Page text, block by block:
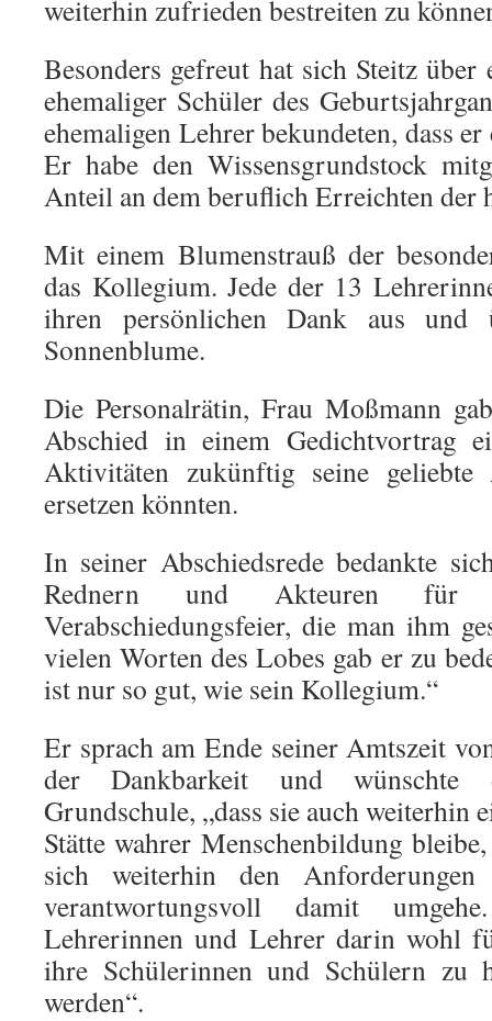
weiterhin zufrieden bestreiten zu
Besonders gefreut hat sich Steitz
ehemaliger Schüler des
ehemaligen Lehrer bekundeten, dass
Er habe den Wissensgrundstock
Anteil an dem beruflich Erreichten der
Mit einem Blumenstrauß der
das Kollegium. Jede der 13
ihren persönlichen Dank aus und
Sonnenblume.
Die Personalrätin, Frau Moßmann
Abschied in einem Gedichtvortrag
Aktivitäten zukünftig seine
ersetzen könnten.
In seiner Abschiedsrede bedankte
Rednern und Akteuren für
Verabschiedungsfeier, die man ihm
vielen Worten des Lobes gab er zu
ist nur so gut, wie sein Kollegium.“
Er sprach am Ende seiner Amtszeit
der Dankbarkeit und wünschte
Grundschule, „dass sie auch weiterhin
Stätte wahrer Menschenbildung
sich weiterhin den
verantwortungsvoll damit
Lehrerinnen und Lehrer darin wohl
ihre Schülerinnen und Schülern zu
werden“.